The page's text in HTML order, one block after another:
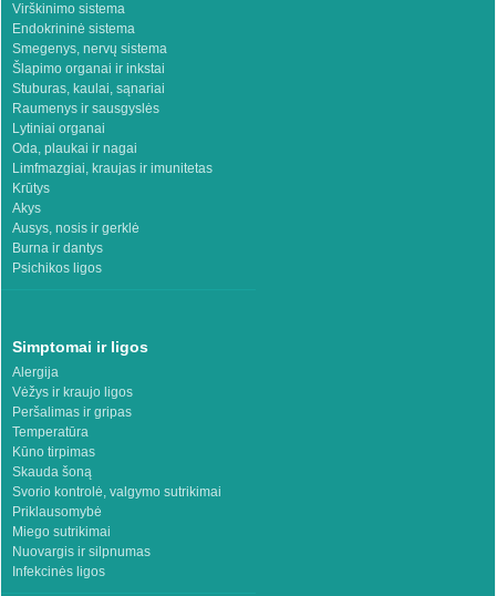
Virškinimo sistema
Endokrininė sistema
Smegenys, nervų sistema
Šlapimo organai ir inkstai
Stuburas, kaulai, sąnariai
Raumenys ir sausgyslės
Lytiniai organai
Oda, plaukai ir nagai
Limfmazgiai, kraujas ir imunitetas
Krūtys
Akys
Ausys, nosis ir gerklė
Burna ir dantys
Psichikos ligos
Simptomai ir ligos
Alergija
Vėžys ir kraujo ligos
Peršalimas ir gripas
Temperatūra
Kūno tirpimas
Skauda šoną
Svorio kontrolė, valgymo sutrikimai
Priklausomybė
Miego sutrikimai
Nuovargis ir silpnumas
Infekcinės ligos